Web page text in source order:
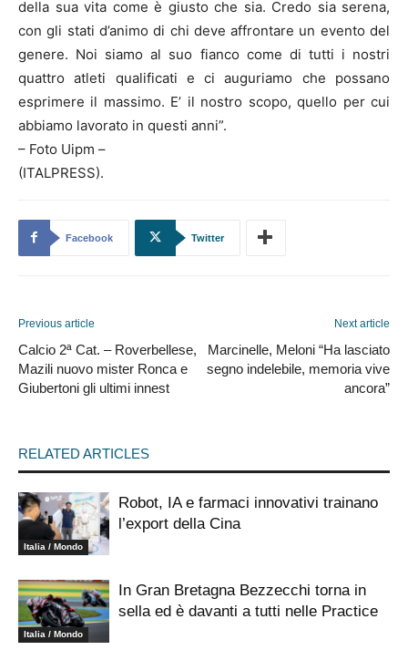
della sua vita come è giusto che sia. Credo sia serena,
con gli stati d’animo di chi deve affrontare un evento del
genere. Noi siamo al suo fianco come di tutti i nostri
quattro atleti qualificati e ci auguriamo che possano
esprimere il massimo. E’ il nostro scopo, quello per cui
abbiamo lavorato in questi anni”.
– Foto Uipm –
(ITALPRESS).
Facebook Twitter
Previous article
Calcio 2ª Cat. – Roverbellese,
Mazili nuovo mister Ronca e
Giubertoni gli ultimi innest
Next article
Marcinelle, Meloni “Ha lasciato
segno indelebile, memoria vive
ancora”
RELATED ARTICLES
Italia / Mondo
Robot, IA e farmaci innovativi trainano
l’export della Cina
Italia / Mondo
In Gran Bretagna Bezzecchi torna in
sella ed è davanti a tutti nelle Practice